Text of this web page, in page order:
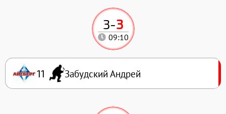
3-3
09:10
11 Забудский Андрей